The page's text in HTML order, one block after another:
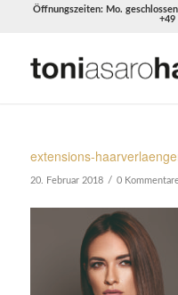
Öffnungszeiten: Mo.
+49
extensions-
20. Februar 2018 / 0